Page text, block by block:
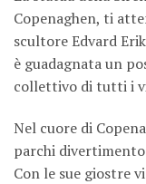
Copenaghen, ti
scultore Edvard
è guadagnata un
collettivo di tutti i
Nel cuore di
parchi
Con le sue giostre